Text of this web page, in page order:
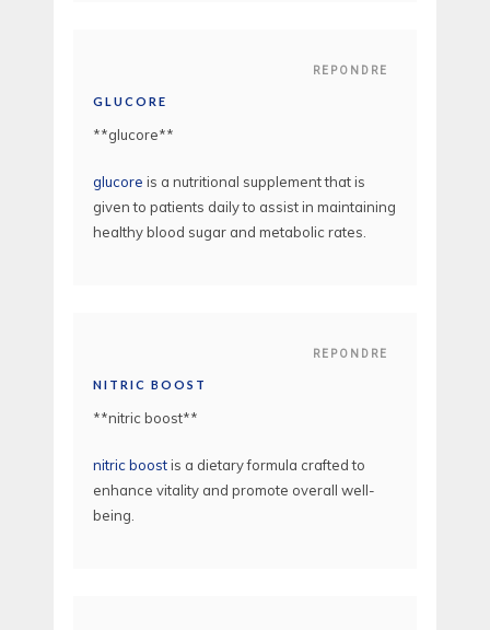
REPONDRE
GLUCORE
**glucore**
glucore is a nutritional supplement that is
given to patients daily to assist in maintaining
healthy blood sugar and metabolic rates.
REPONDRE
NITRIC BOOST
** nitric boost**
nitric boostis a dietary formula crafted to
enhance vitality and promote overall well-
being.